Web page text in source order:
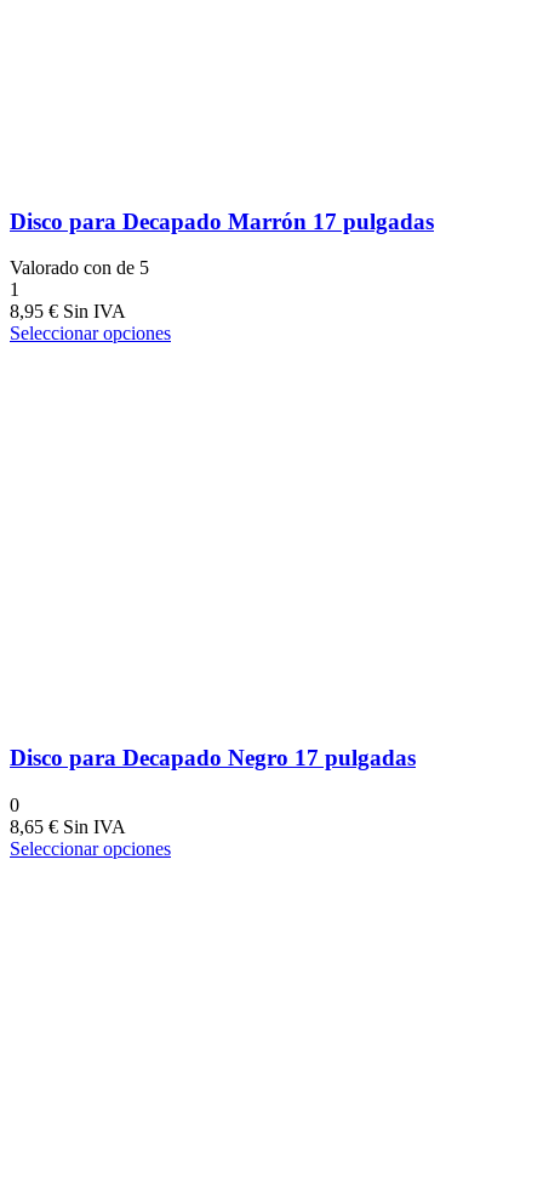
Disco para Decapado Marrón 17 pulgadas
Valorado con de 5
1
8,95 €
Seleccionar opciones
Disco para Decapado Negro 17 pulgadas
0
8,65 €
Seleccionar opciones